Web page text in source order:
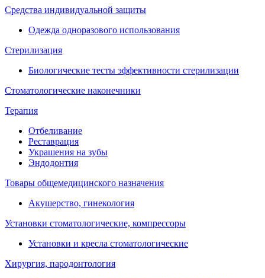
Средства индивидуальной защиты
Одежда одноразового использования
Стерилизация
Биологические тесты эффективности стерилизации
Стоматологические наконечники
Терапия
Отбеливание
Реставрация
Украшения на зубы
Эндодонтия
Товары общемедицинского назначения
Акушерство, гинекология
Установки стоматологические, компрессоры
Установки и кресла стоматологические
Хирургия, пародонтология